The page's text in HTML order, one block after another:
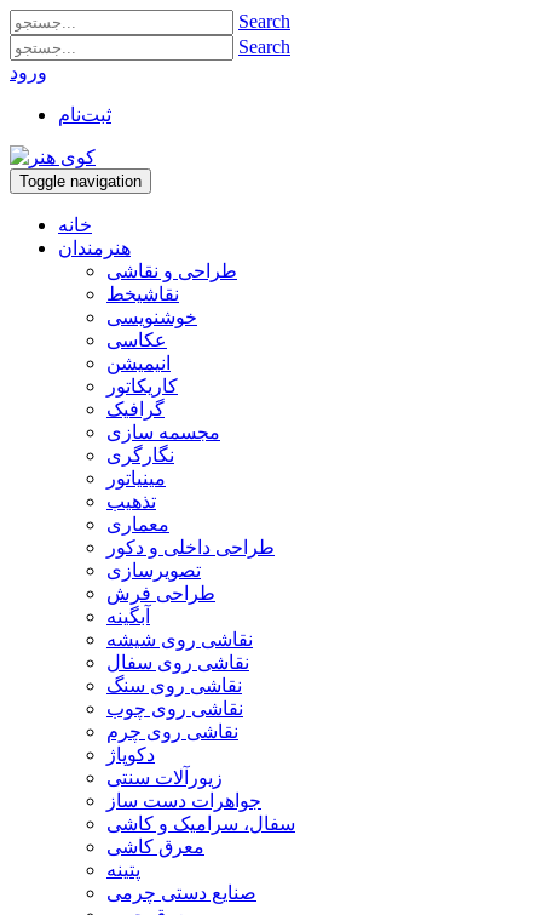
Search
Search
ورود
ثبت‌نام
Toggle navigation
خانه
هنرمندان
طراحی و نقاشی
نقاشیخط
خوشنویسی
عکاسی
انیمیشن
کاریکاتور
گرافیک
مجسمه سازی
نگارگری
مینیاتور
تذهیب
معماری
طراحی داخلی و دکور
تصویرسازی
طراحی فرش
آبگینه
نقاشی روی شیشه
نقاشی روی سفال
نقاشی روی سنگ
نقاشی روی چوب
نقاشی روی چرم
دکوپاژ
زیورآلات سنتی
جواهرات دست ساز
سفال، سرامیک و کاشی
معرق کاشی
پتینه
صنایع دستی چرمی